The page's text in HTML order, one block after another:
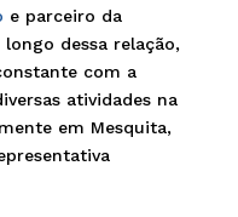
e parceiro da
dessa relação,
com a
atividades na
em Mesquita,